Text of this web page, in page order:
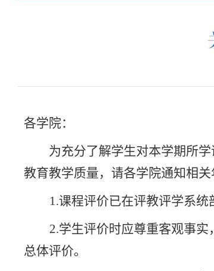
各学院：
为充分了解学生对本学期所学
教育教学质量，请各学院通知相
1.课程评价已在评教评学系
2.学生评价时应尊重客观事
总体评价。